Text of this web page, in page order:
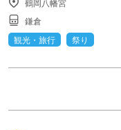
鶴岡八幡宮
鎌倉
観光・旅行
祭り